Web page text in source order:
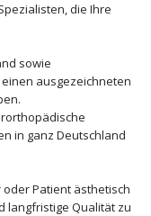
die Ihre
sowie
ausgezeichneten
in ganz Deutschland
Patient ästhetisch
langfristige Qualität zu